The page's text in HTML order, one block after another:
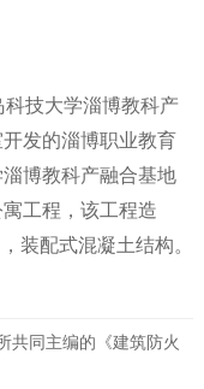
技大学淄博教科产
发的淄博职业教育
博教科产融合基地
工程，该工程造
装配式混凝土结构。
共同主编的《建筑防火